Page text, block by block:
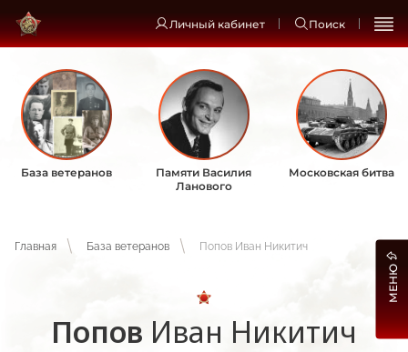
Личный кабинет Поиск
База ветеранов
Памяти Василия
Ланового
Московская битва
Главная База ветеранов Попов Иван Никитич
Попов Иван Никитич
МЕНЮ